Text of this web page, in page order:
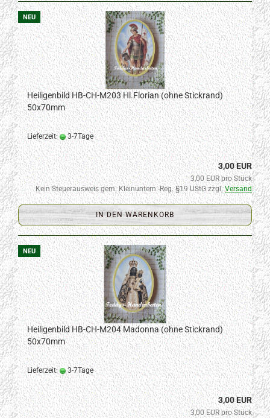
NEU
Heiligenbild HB-CH-M203 Hl.Florian (ohne Stickrand)
50x70mm
Lieferzeit: 3-7Tage
3,00 EUR
3,00 EUR pro Stück
Kein Steuerausweis gem. Kleinuntern.-Reg. §19 UStG zzgl.Versand
IN DEN WARENKORB
NEU
Heiligenbild HB-CH-M204 Madonna (ohne Stickrand)
50x70mm
Lieferzeit: 3-7Tage
3,00 EUR
3,00 EUR pro Stück